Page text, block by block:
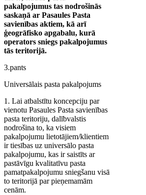
pakalpojumus tas nodrošinās
saskaņā ar Pasaules Pasta
savienības aktiem, kā arī
ģeogrāfisko apgabalu, kurā
operators sniegs pakalpojumus
tās teritorijā.
3.pants
Universālais pasta pakalpojums
1. Lai atbalstītu koncepciju par
vienotu Pasaules Pasta savienības
pasta teritoriju, dalībvalstis
nodrošina to, ka visiem
pakalpojumu lietotājiem/klientiem
ir tiesības uz universālo pasta
pakalpojumu, kas ir saistīts ar
pastāvīgu kvalitatīvu pasta
pamatpakalpojumu sniegšanu visā
to teritorijā par pieņemamām
cenām.